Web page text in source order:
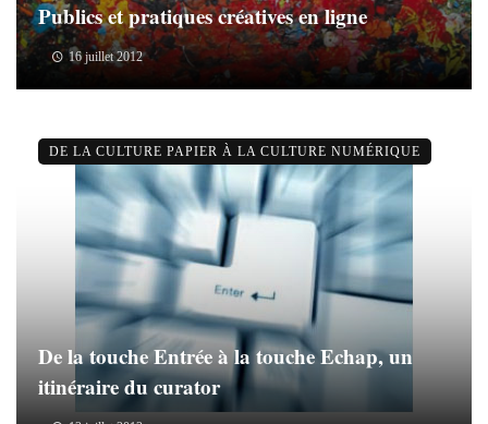
Publics et pratiques créatives en ligne
16 juillet 2012
De la touche Entrée à la touche Echap, un
itinéraire du curator
DE LA CULTURE PAPIER À LA CULTURE NUMÉRIQUE